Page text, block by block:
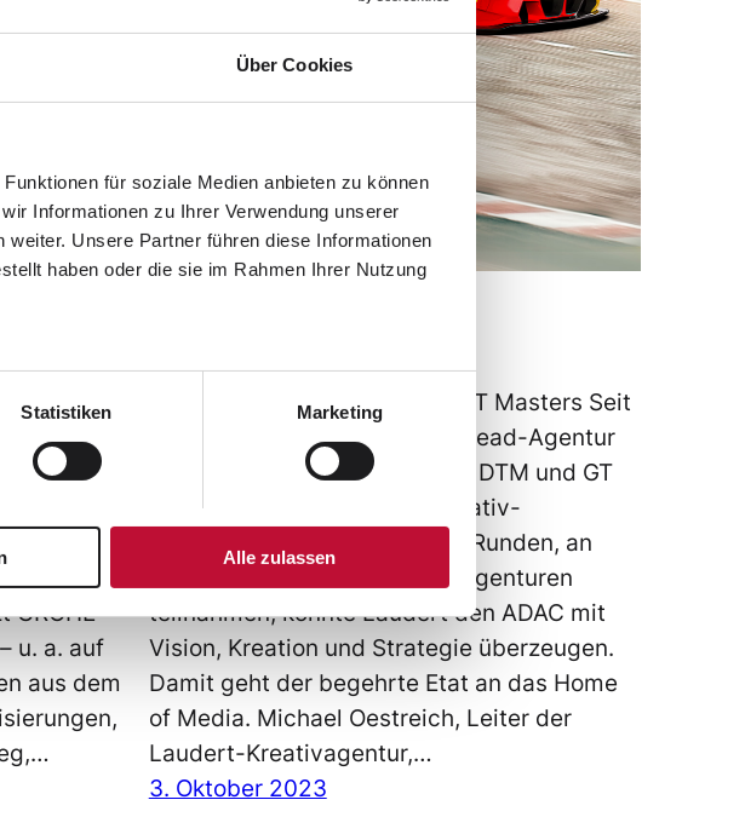
Über Cookies
für soziale Medien anbieten zu können
Informationen zu Ihrer Verwendung unserer
Unsere Partner führen diese Informationen
haben oder die sie im Rahmen Ihrer Nutzung
Statistiken Marketing
Alle zulassen
CGI-
ist für
und
globale
GROHE
u. a. auf
aus dem
Lead-Agentur von DTM und GT Masters Seit
des Saison 2023 ist Laudert Lead-Agentur
der renommierten Rennserien DTM und GT
Masters des ADAC. In der Kreativ-
Ausschreibung über mehrere Runden, an
der auch bekannte Network-Agenturen
teilnahmen, konnte Laudert den ADAC mit
Vision, Kreation und Strategie überzeugen.
Damit geht der begehrte Etat an das Home
of Media. Michael Oestreich, Leiter der
Laudert-Kreativagentur,…
3. Oktober 2023